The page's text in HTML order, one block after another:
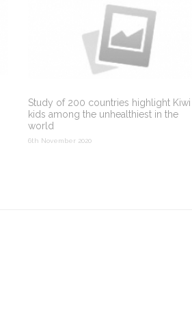
Study of 200 countries highlight Kiwi
kids among the unhealthiest in the
world
6th November 2020